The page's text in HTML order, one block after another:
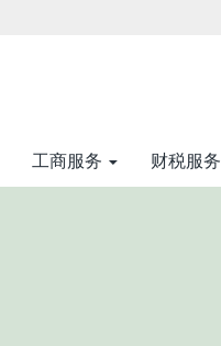
工商服务 财税服务